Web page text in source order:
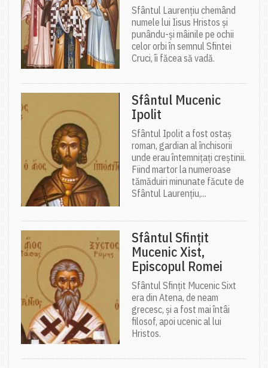
Sfântul Laurențiu chemând
numele lui Iisus Hristos și
punându-și mâinile pe ochii
celor orbi în semnul Sfintei
Cruci, îi făcea să vadă.
Sfântul Mucenic
Ipolit
Sfântul Ipolit a fost ostaș
roman, gardian al închisorii
unde erau întemnițați creștinii.
Fiind martor la numeroase
tămăduiri minunate făcute de
Sfântul Laurențiu,...
Sfântul Sfințit
Mucenic Xist,
Episcopul Romei
Sfântul Sfințit Mucenic Sixt
era din Atena, de neam
grecesc, și a fost mai întâi
filosof, apoi ucenic al lui
Hristos.